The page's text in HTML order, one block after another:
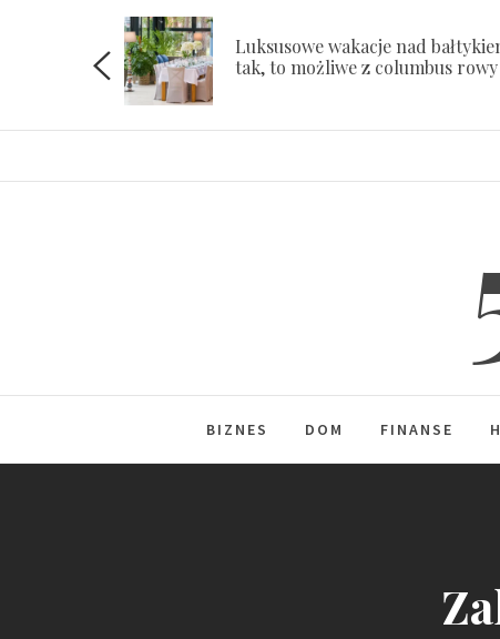
Luksusowe wakacje nad
tak, to możliwe z columbus rowy
BIZNES DOM FINANSE